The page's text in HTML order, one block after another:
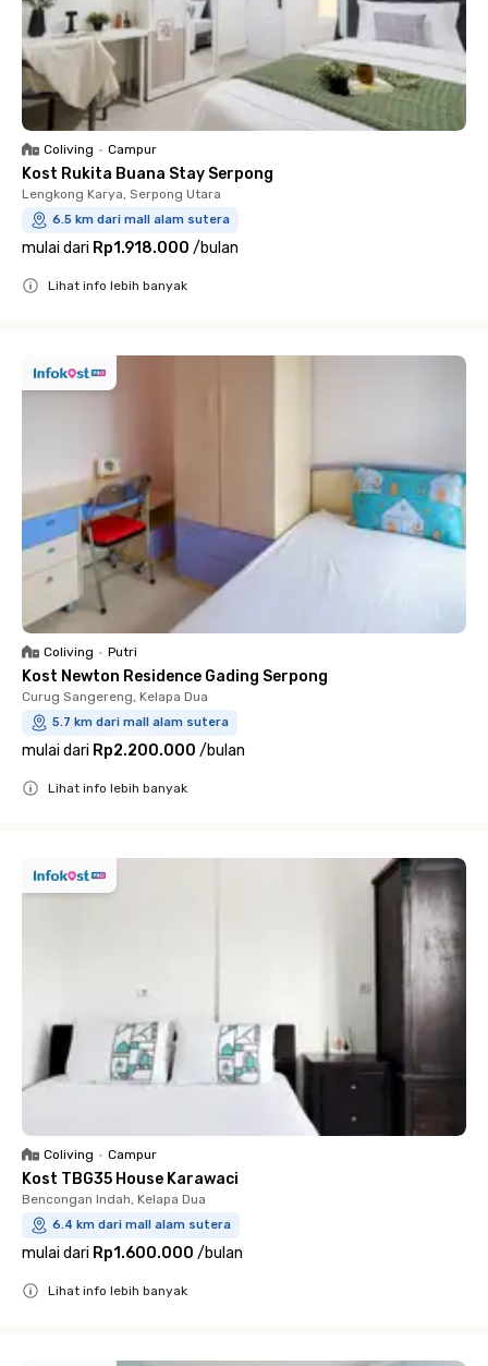
Coliving • Campur
Kost Rukita Buana Stay Serpong
Lengkong Karya, Serpong Utara
6.5 km dari mall alam sutera
mulai dari Rp1.918.000 /bulan
Lihat info lebih banyak
Coliving • Putri
Kost Newton Residence Gading Serpong
Curug Sangereng, Kelapa Dua
5.7 km dari mall alam sutera
mulai dari Rp2.200.000 /bulan
Lihat info lebih banyak
Coliving • Campur
Kost TBG35 House Karawaci
Bencongan Indah, Kelapa Dua
6.4 km dari mall alam sutera
mulai dari Rp1.600.000 /bulan
Lihat info lebih banyak